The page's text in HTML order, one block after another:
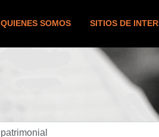
QUIENES SOMOS SITIOS DE